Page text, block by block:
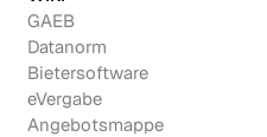
GAEB
Datanorm
Bietersoftware
eVergabe
Angebotsmappe